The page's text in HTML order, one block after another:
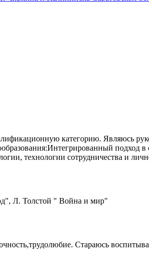
категорию. Являюсь
подход
технологии сотрудничества и
Л. Толстой " Война и мир"
Стараюсь